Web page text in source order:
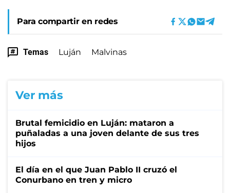
Para compartir en redes
Temas Luján Malvinas
Ver más
Brutal femicidio en Luján: mataron a
puñaladas a una joven delante de sus tres
hijos
El día en el que Juan Pablo II cruzó el
Conurbano en tren y micro